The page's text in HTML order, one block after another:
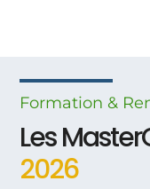
Formation &
Les
2026